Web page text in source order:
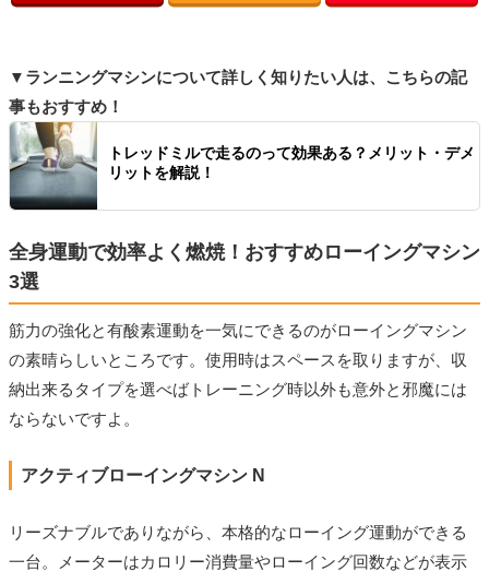
▼ランニングマシンについて詳しく知りたい人は、こちらの記
事もおすすめ！
トレッドミルで走るのって効果ある？メリット・デメ
リットを解説！
全身運動で効率よく燃焼！おすすめローイングマシン
3選
筋力の強化と有酸素運動を一気にできるのがローイングマシン
の素晴らしいところです。使用時はスペースを取りますが、収
納出来るタイプを選べばトレーニング時以外も意外と邪魔には
ならないですよ。
アクティブローイングマシン N
リーズナブルでありながら、本格的なローイング運動ができる
一台。メーターはカロリー消費量やローイング回数などが表示